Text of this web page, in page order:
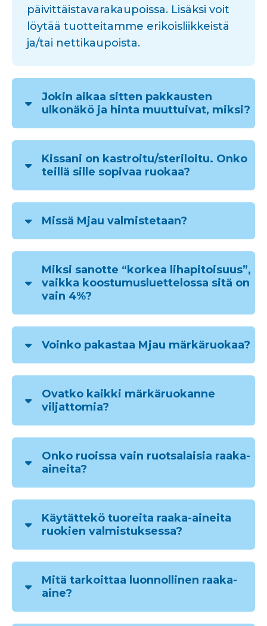
päivittäistavarakaupoissa. Lisäksi voit
löytää tuotteitamme erikoisliikkeistä
ja/tai nettikaupoista.
Jokin aikaa sitten pakkausten
ulkonäkö ja hinta muuttuivat, miksi?
Kissani on kastroitu/steriloitu. Onko
teillä sille sopivaa ruokaa?
Missä Mjau valmistetaan?
Miksi sanotte “korkea lihapitoisuus”,
vaikka koostumusluettelossa sitä on
vain 4%?
Voinko pakastaa Mjau märkäruokaa?
Ovatko kaikki märkäruokanne
viljattomia?
Onko ruoissa vain ruotsalaisia raaka-
aineita?
Käytättekö tuoreita raaka-aineita
ruokien valmistuksessa?
Mitä tarkoittaa luonnollinen raaka-
aine?